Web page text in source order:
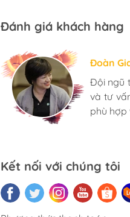
Đánh giá khách hàng
Mình
có rất
Nhân
càng
Đoàn
Đội ngũ
và tư
phù hợp
Ngọc
Mua
toàn
nhà.
Kết nối với chúng tôi